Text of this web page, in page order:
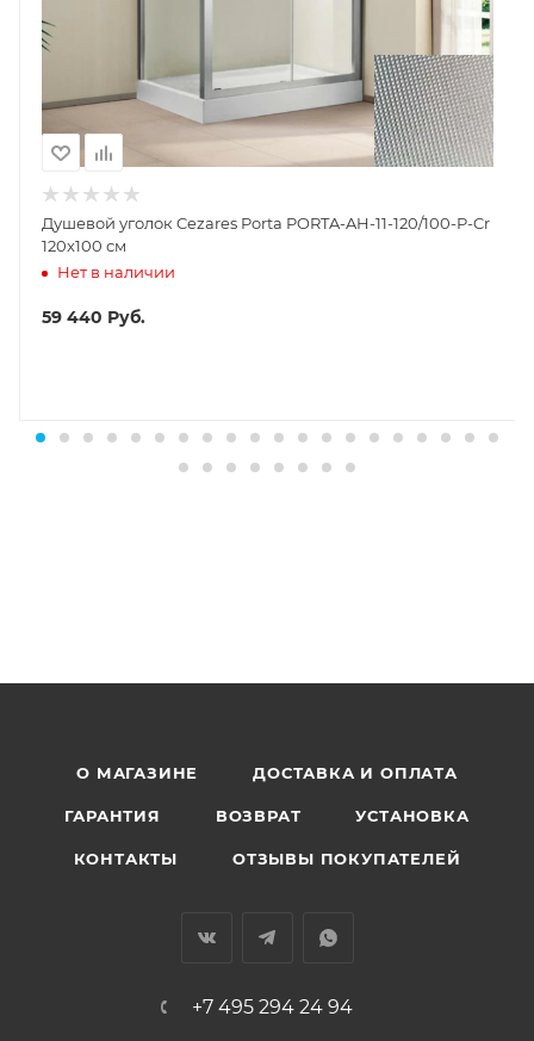
Душевой уголок Cezares Porta PORTA-AH-11-120/100-P-Cr
120x100 см
Нет в наличии
59 440 Руб.
О МАГАЗИНЕ ДОСТАВКА И ОПЛАТА
ГАРАНТИЯ ВОЗВРАТ УСТАНОВКА
КОНТАКТЫ ОТЗЫВЫ ПОКУПАТЕЛЕЙ
+7 495 294 24 94